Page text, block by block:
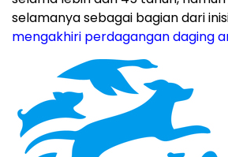
selamanya sebagai bagian dari
mengakhiri perdagangan daging